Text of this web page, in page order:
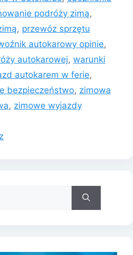
podróży zimą,
, przewóz sprzętu
autokarowy opinie,
autokarowej, warunki
autokarem w ferie,
bezpieczeństwo, zimowa
, zimowe wyjazdy